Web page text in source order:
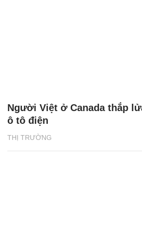
THỊ TRƯỜNG
Người Việt ở Canada thắp
ô tô điện